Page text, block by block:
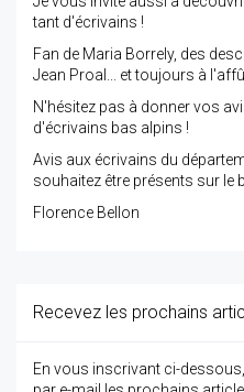
tant d'écrivains !
Fan de Maria Borrely, des
Jean Proal... et toujours à
N'hésitez pas à donner vos
d'écrivains bas alpins !
Avis aux écrivains du
souhaitez être présents sur le
Florence Bellon
Recevez les prochains
En vous inscrivant ci-